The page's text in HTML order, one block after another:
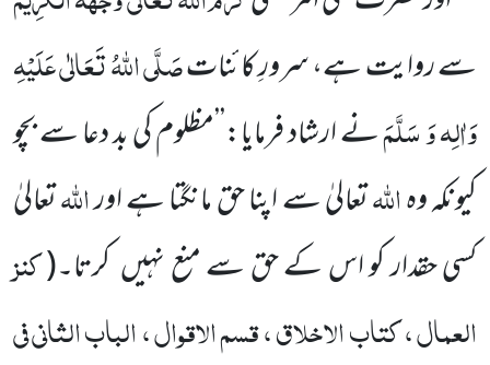
سے روایت ہے، سرورِکائناتصَلَّی اللّٰہُ تَعَالٰی عَلَیْہِ
وَاٰلِہ وَ سَلَّمَنے ارشاد فرمایا:’’مظلوم کی بد دعا سے بچو
کیونکہ وہاللّٰہتعالیٰ سے اپنا حق مانگتا ہے اوراللّٰہتعالیٰ
کسی حقدار کو اس کے حق سےمنع نہیں کرتا۔(کنز
العمال ، کتاب الاخلاق ، قسم الاقوال ، الباب الثانی فی